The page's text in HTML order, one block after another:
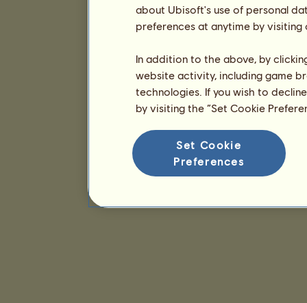
about Ubisoft's use of personal
preferences at anytime by
In addition to the above, by
website activity, including game
technologies. If you wish to
by visiting the “Set Cookie
Set Cookie
Preferences